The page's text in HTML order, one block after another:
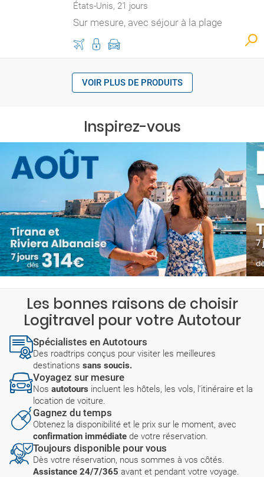
États-Unis, 21 jours
Sur mesure, avec séjour à la plage
VOIR PLUS DE PRODUITS
Inspirez-vous
Les bonnes raisons de choisir
Logitravel pour votre Autotour
Spécialistes en Autotours
Des roadtrips conçus pour visiter les meilleures
destinations sans soucis.
Voyagez sur mesure
Nos autotours incluent les hôtels, les vols, l'itinéraire et la
location de voiture.
Gagnez du temps
Obtenez la disponibilité et le prix sur le moment, avec
confirmation immédiate de votre réservation.
Toujours disponible pour vous
Dès votre réservation, nous sommes à vos côtés.
Assistance 24/7/365 avant et pendant votre voyage.